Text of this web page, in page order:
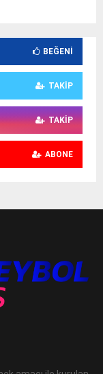
BEĞENI
TAKIP
TAKIP
ABONE